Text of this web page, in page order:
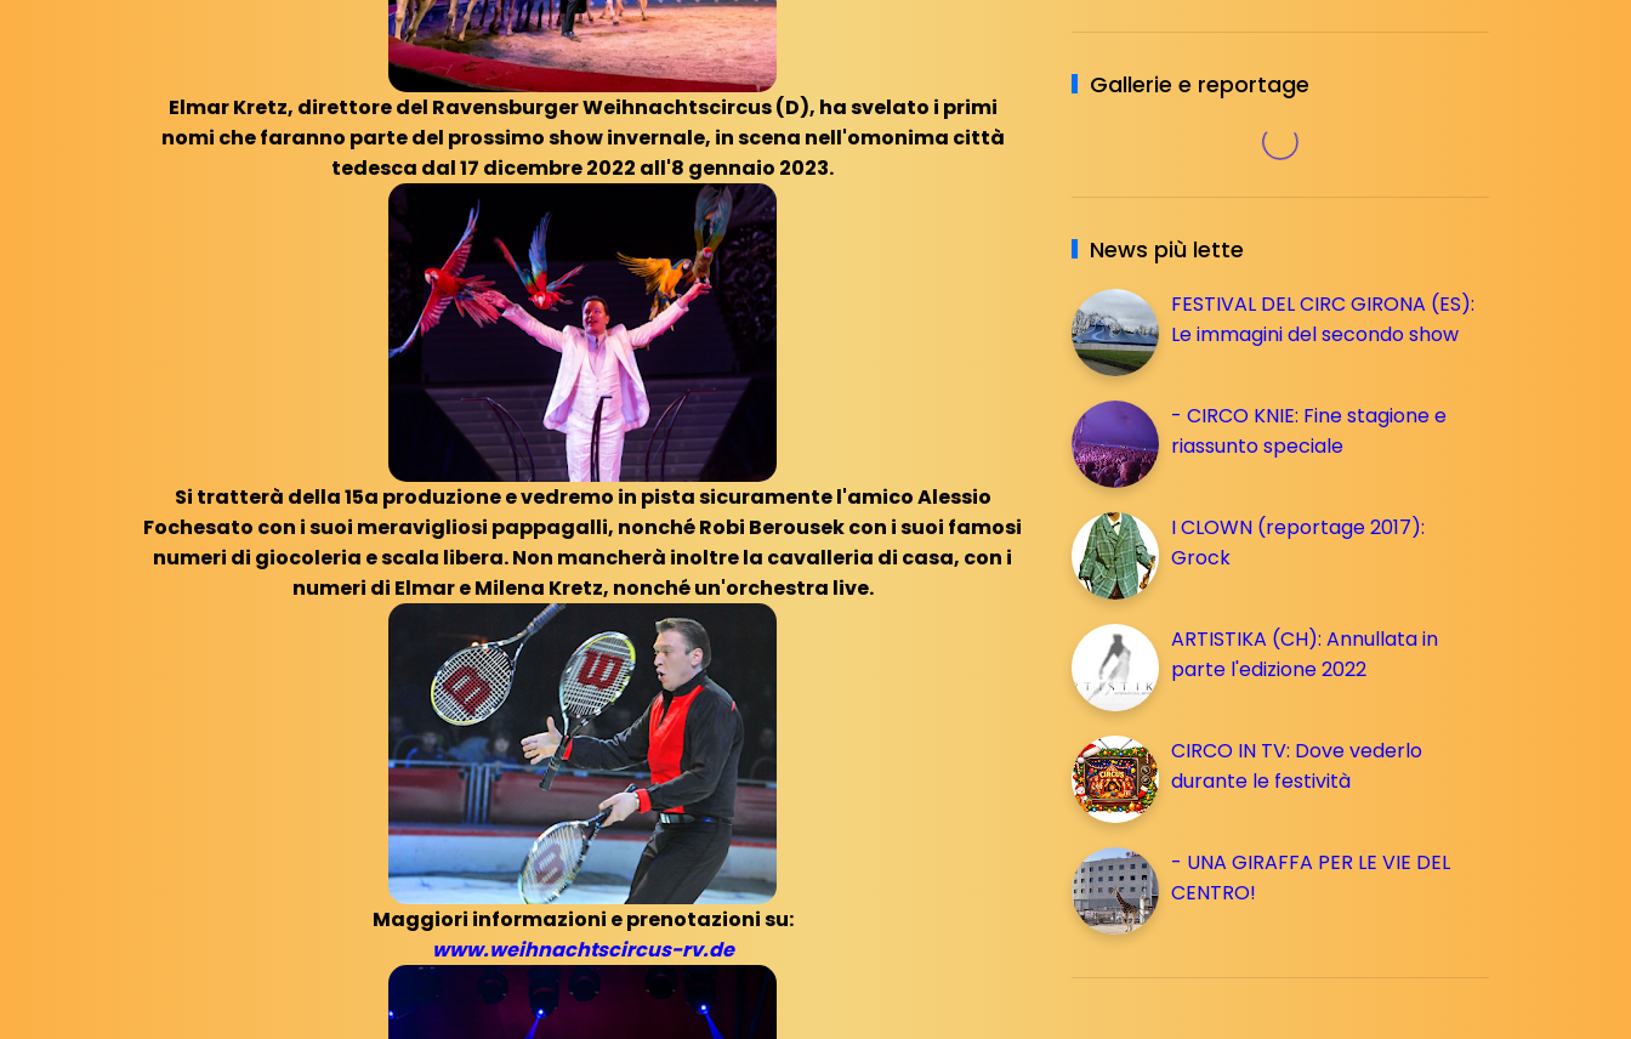
Elmar Kretz, direttore del Ravensburger Weihnachtscircus (D), ha svelato i primi
nomi che faranno parte del prossimo show invernale, in scena nell'omonima città
tedesca dal 17 dicembre 2022 all'8 gennaio 2023.
Si tratterà della 15a produzione e vedremo in pista sicuramente l'amico Alessio
Fochesato con i suoi meravigliosi pappagalli, nonché Robi Berousek con i suoi famosi
numeri di giocoleria e scala libera. Non mancherà inoltre la cavalleria di casa, con i
numeri di Elmar e Milena Kretz, nonché un'orchestra live.
Maggiori informazioni e prenotazioni su:
www.weihnachtscircus-rv.de
Gallerie e reportage
News più lette
FESTIVAL DEL CIRC GIRONA (ES):
Le immagini del secondo show
- CIRCO KNIE: Fine stagione e
riassunto speciale
I CLOWN (reportage 2017):
Grock
ARTISTIKA (CH): Annullata in
parte l'edizione 2022
CIRCO IN TV: Dove vederlo
durante le festività
- UNA GIRAFFA PER LE VIE DEL
CENTRO!